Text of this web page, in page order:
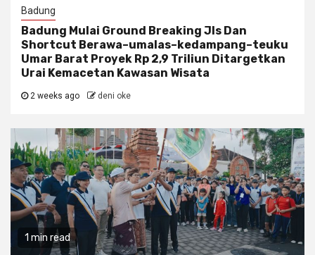
Badung
Badung Mulai Ground Breaking Jls Dan
Shortcut Berawa–umalas–kedampang–teuku
Umar Barat Proyek Rp 2,9 Triliun Ditargetkan
Urai Kemacetan Kawasan Wisata
2 weeks ago deni oke
1 min read